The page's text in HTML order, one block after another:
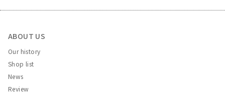
ABOUT US
Our history
Shop list
News
Review